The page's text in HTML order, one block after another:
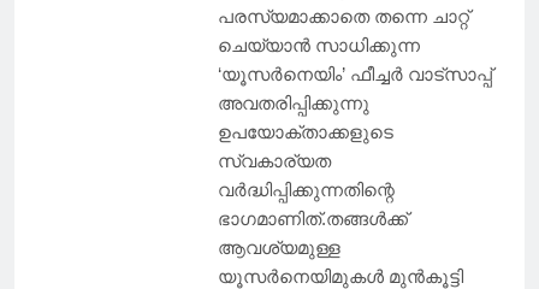
പരസ്യമാക്കാതെ തന്നെ ചാറ്റ്
ചെയ്യാൻ സാധിക്കുന്ന
‘യൂസർനെയിം’ ഫീച്ചർ വാട്സാപ്പ്
അവതരിപ്പിക്കുന്നു
ഉപയോക്താക്കളുടെ
സ്വകാര്യത
വർദ്ധിപ്പിക്കുന്നതിന്റെ
ഭാഗമാണിത്.തങ്ങൾക്ക്
ആവശ്യമുള്ള
യൂസർനെയിമുകൾ മുൻകൂട്ടി